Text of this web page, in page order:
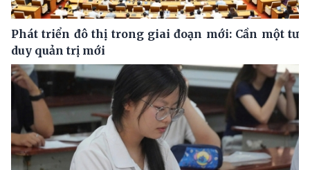
Phát triển đô thị trong giai đoạn mới: Cần một tư
duy quản trị mới